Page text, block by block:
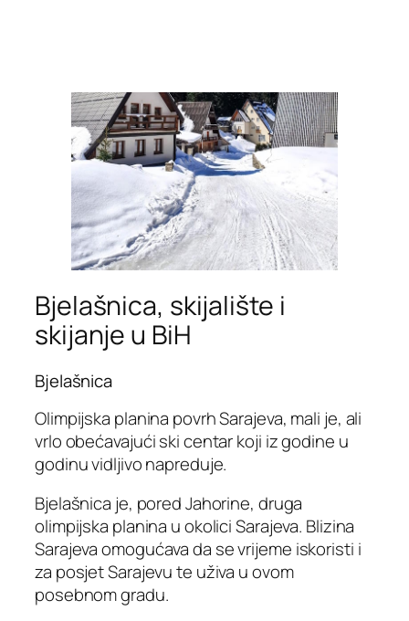
Bjelašnica, skijalište i
skijanje u BiH
Bjelašnica
Olimpijska planina povrh Sarajeva, mali je, ali
vrlo obećavajući ski centar koji iz godine u
godinu vidljivo napreduje.
Bjelašnica je, pored Jahorine, druga
olimpijska planina u okolici Sarajeva. Blizina
Sarajeva omogućava da se vrijeme iskoristi i
za posjet Sarajevu te uživa u ovom
posebnom gradu.